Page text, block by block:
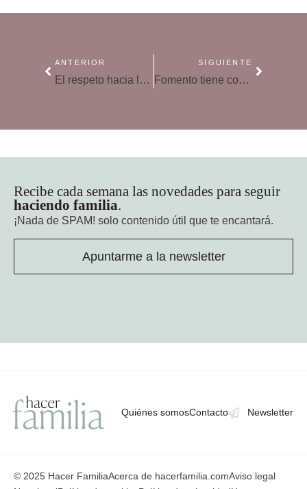
ANTERIOR
El respeto hacia los profesores
SIGUIENTE
Fomento tiene congelada la ayuda al alquiler de los jóvenes desde diciembre
Recibe cada semana las novedades para seguir
haciendo familia.
¡Nada de SPAM! solo contenido útil que te encantará.
Apuntarme a la newsletter
Quiénes somosContacto Newsletter
© 2025 Hacer FamiliaAcerca de hacerfamilia.comAviso legal